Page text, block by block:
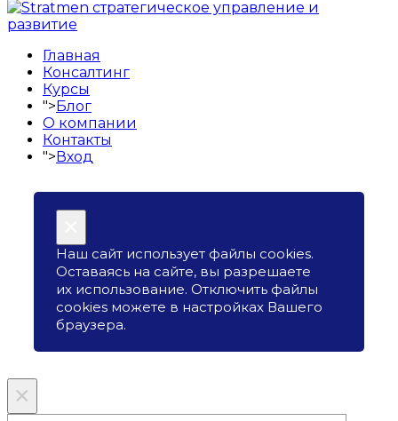
Главная
Консалтинг
Курсы
">Блог
О компании
Контакты
">Вход
Наш сайт использует файлы cookies.
Оставаясь на сайте, вы разрешаете
их использование. Отключить файлы
cookies можете в настройках Вашего
браузера.
×